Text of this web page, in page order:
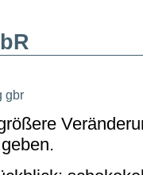
gbr